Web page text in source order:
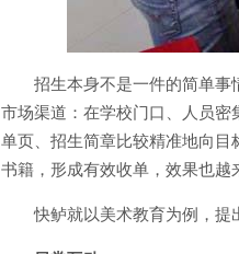
招生本身不是一件的简单
市场渠道：在学校门口、人员
单页、招生简章比较精准地向
书籍，形成有效收单，效果也越
快鲈就以美术教育为例，提